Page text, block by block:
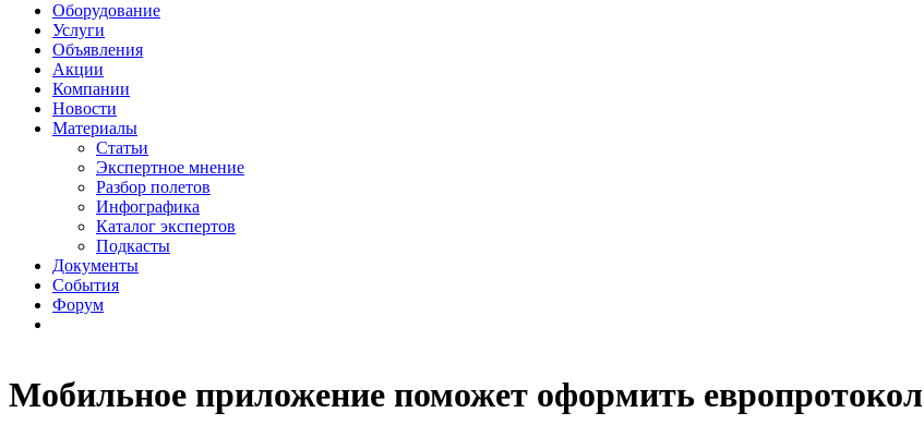
Мобильное приложение поможет оформить европротокол
Оборудование
Услуги
Объявления
Акции
Компании
Новости
Материалы
Статьи
Экспертное мнение
Разбор полетов
Инфографика
Каталог экспертов
Подкасты
Документы
События
Форум